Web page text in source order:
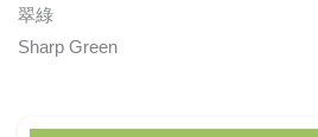
翠綠
Sharp Green